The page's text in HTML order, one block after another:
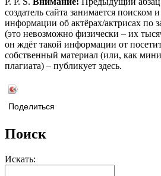
создатель сайта занимается поиском
информации об актёрах/актрисах по
(это невозможно физически – их
он ждёт такой информации от
собственный материал (или, как
плагиата) – публикует здесь.
Поделиться
Поиск
Искать: